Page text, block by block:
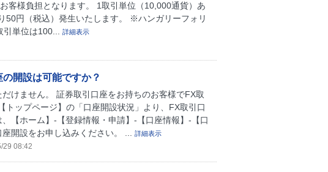
客様負担となります。 1取引単位（10,000通貨）あ
50円（税込）発生いたします。 ※ハンガリーフォリ
単位は100...
詳細表示
開設は可能ですか？
けません。 証券取引口座をお持ちのお客様でFX取
ップページ】の「口座開設状況」より、FX取引口
【ホーム】-【登録情報・申請】-【口座情報】-【口
開設をお申し込みください。 ...
詳細表示
29 08:42